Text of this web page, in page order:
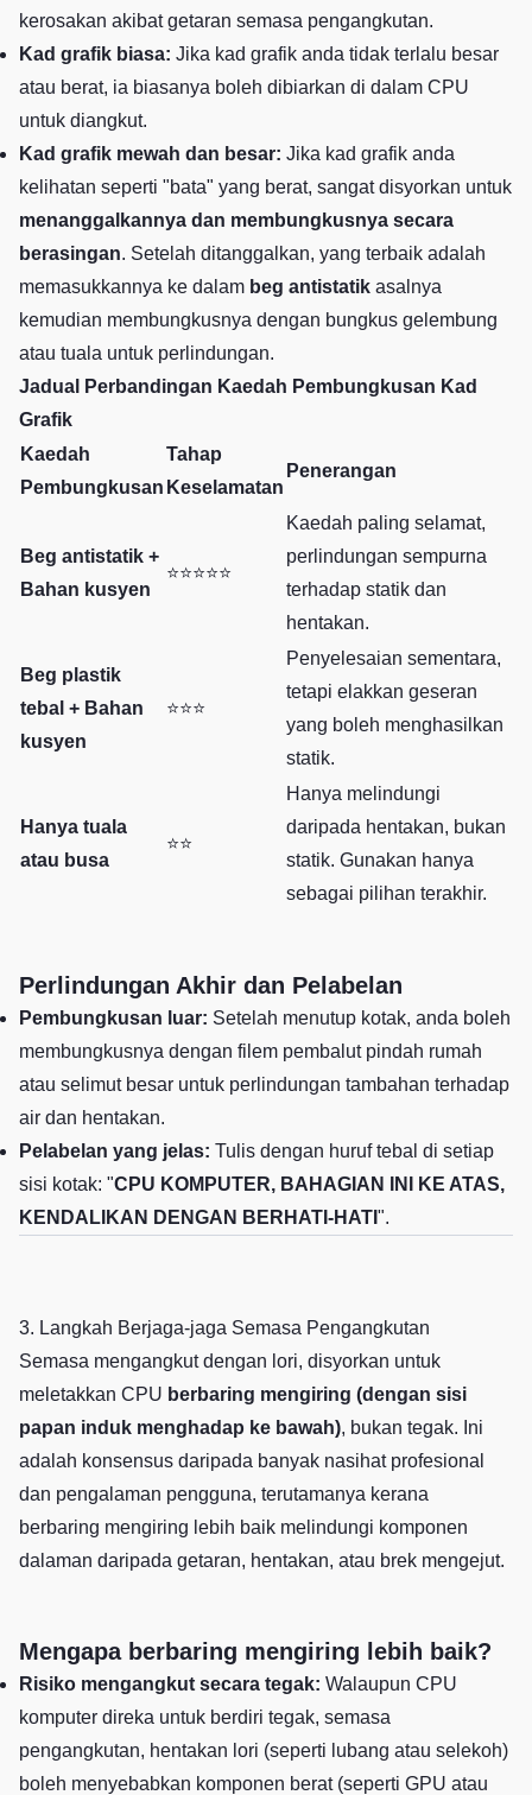
kerosakan akibat getaran semasa pengangkutan.
Kad grafik biasa: Jika kad grafik anda tidak terlalu besar
atau berat, ia biasanya boleh dibiarkan di dalam CPU
untuk diangkut.
Kad grafik mewah dan besar: Jika kad grafik anda
kelihatan seperti "bata" yang berat, sangat disyorkan untuk
menanggalkannya dan membungkusnya secara
berasingan. Setelah ditanggalkan, yang terbaik adalah
memasukkannya ke dalam beg antistatik asalnya
kemudian membungkusnya dengan bungkus gelembung
atau tuala untuk perlindungan.
Jadual Perbandingan Kaedah Pembungkusan Kad
Grafik
Kaedah
Pembungkusan
Tahap
Keselamatan
Penerangan
Beg antistatik +
Bahan kusyen
⭐⭐⭐⭐⭐
Kaedah paling selamat,
perlindungan sempurna
terhadap statik dan
hentakan.
Beg plastik
tebal + Bahan
kusyen
⭐⭐⭐
Penyelesaian sementara,
tetapi elakkan geseran
yang boleh menghasilkan
statik.
Hanya tuala
atau busa
⭐⭐
Hanya melindungi
daripada hentakan, bukan
statik. Gunakan hanya
sebagai pilihan terakhir.
Perlindungan Akhir dan Pelabelan
Pembungkusan luar: Setelah menutup kotak, anda boleh
membungkusnya dengan filem pembalut pindah rumah
atau selimut besar untuk perlindungan tambahan terhadap
air dan hentakan.
Pelabelan yang jelas: Tulis dengan huruf tebal di setiap
sisi kotak: "CPU KOMPUTER, BAHAGIAN INI KE ATAS,
KENDALIKAN DENGAN BERHATI-HATI ".
3. Langkah Berjaga-jaga Semasa Pengangkutan
Semasa mengangkut dengan lori, disyorkan untuk
meletakkan CPU berbaring mengiring (dengan sisi
papan induk menghadap ke bawah), bukan tegak. Ini
adalah konsensus daripada banyak nasihat profesional
dan pengalaman pengguna, terutamanya kerana
berbaring mengiring lebih baik melindungi komponen
dalaman daripada getaran, hentakan, atau brek mengejut.
Mengapa berbaring mengiring lebih baik?
Risiko mengangkut secara tegak: Walaupun CPU
komputer direka untuk berdiri tegak, semasa
pengangkutan, hentakan lori (seperti lubang atau selekoh)
boleh menyebabkan komponen berat (seperti GPU atau